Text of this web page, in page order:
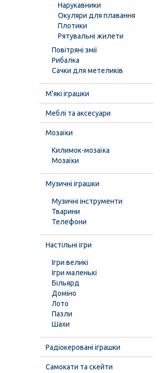
Нарукавники
Окуляри для плавання
Плотики
Рятувальні жилети
Повітряні змії
Рибалка
Сачки для метеликів
М'які іграшки
Меблі та аксесуари
Мозаїки
Килимок-мозаїка
Мозаїки
Музичні іграшки
Музичні інструменти
Тварини
Телефони
Настільні ігри
Ігри великі
Ігри маленькі
Більярд
Доміно
Лото
Пазли
Шахи
Радіокеровані іграшки
Самокати та скейти